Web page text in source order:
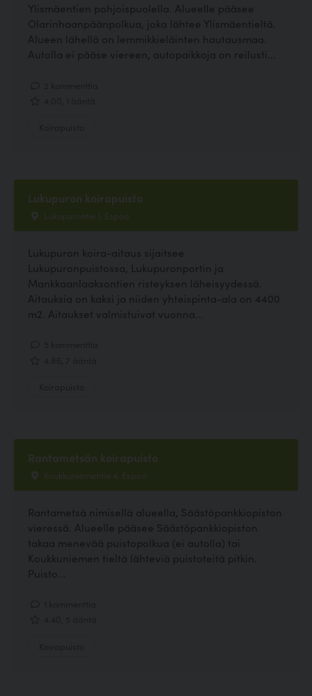
Ylismäentien pohjoispuolella. Alueelle pääsee
Olarinhaanpäänpolkua, joka lähtee Ylismäentieltä.
Alueen lähellä on lemmikkieläinten hautausmaa.
Autolla ei pääse viereen, autopaikkoja on reilusti...
Lukupuron koirapuisto
Lukupurontie 1, Espoo
Lukupuron koira-aitaus sijaitsee
Lukupuronpuistossa, Lukupuronportin ja
Mankkaanlaaksontien risteyksen läheisyydessä.
Aitauksia on kaksi ja niiden yhteispinta-ala on 4400
m2. Aitaukset valmistuivat vuonna...
Rantametsän koirapuisto
Koukkuniementie 4, Espoo
Rantametsä nimisellä alueella, Säästöpankkiopiston
vieressä. Alueelle pääsee Säästöpankkiopiston
takaa menevää puistopolkua (ei autolla) tai
Koukkuniemen tieltä lähteviä puistoteitä pitkin.
Puisto...